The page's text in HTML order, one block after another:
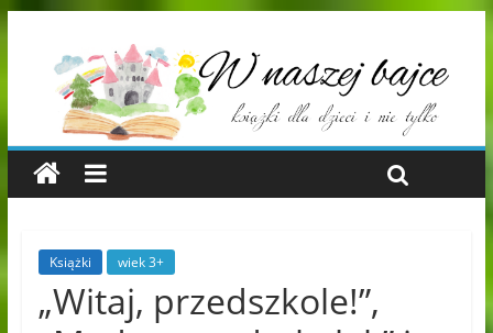
Książki wiek 3+
„Witaj, przedszkole!”,